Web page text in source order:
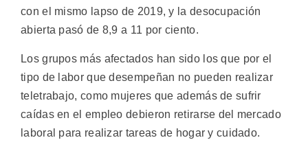
con el mismo lapso de 2019, y la desocupación
abierta pasó de 8,9 a 11 por ciento.
Los grupos más afectados han sido los que por el
tipo de labor que desempeñan no pueden realizar
teletrabajo, como mujeres que además de sufrir
caídas en el empleo debieron retirarse del mercado
laboral para realizar tareas de hogar y cuidado.